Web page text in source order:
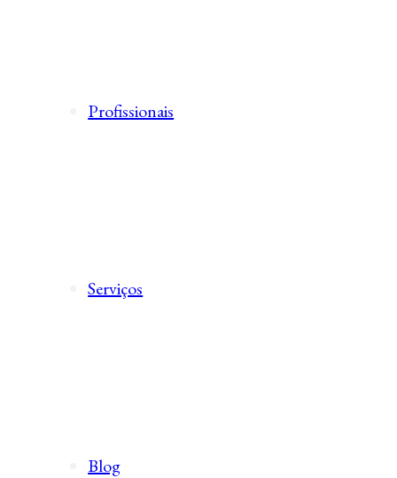
Profissionais
Serviços
Blog